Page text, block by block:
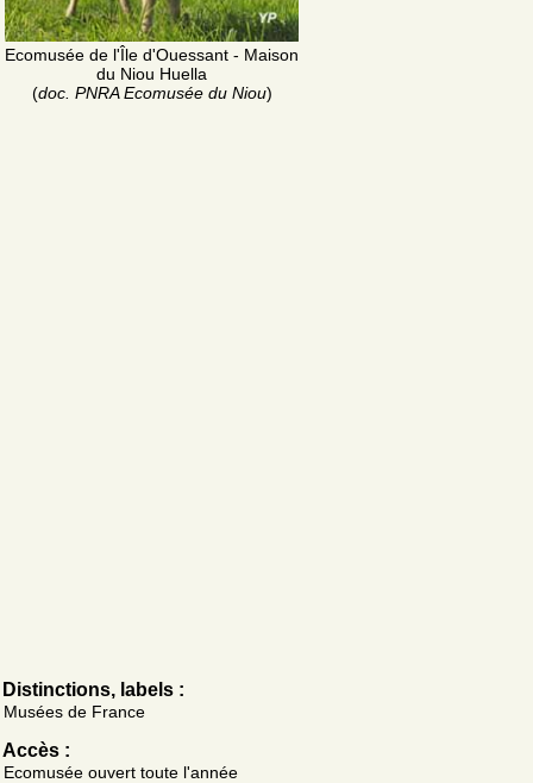
Ecomusée de l'Île d'Ouessant - Maison
du Niou Huella
(doc. PNRA Ecomusée du Niou)
Distinctions, labels :
Musées de France
Accès :
Ecomusée ouvert toute l'année